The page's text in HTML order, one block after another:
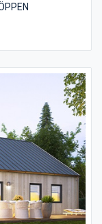
valmöjligheten
en härlig
på